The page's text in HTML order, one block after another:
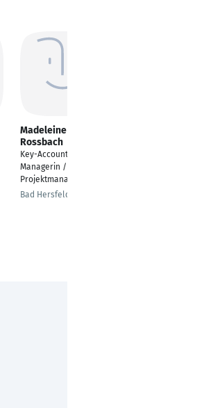
Madeleine
Rossbach
Key-Account-
Managerin /
Projektmanagerin
Bad Hersfeld